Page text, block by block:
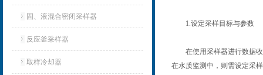
固、液混合密闭采样器
反应釜采样器
取样冷却器
1.设定采样目标与参数
在使用采样器进行数据收
在水质监测中，则需设定采